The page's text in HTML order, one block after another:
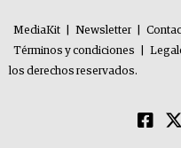
MediaKit Newsletter
Términos y condiciones
los derechos reservados.